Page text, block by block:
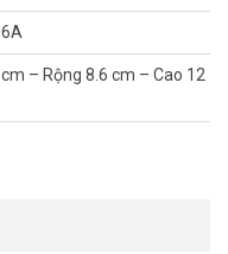
bao giờ phải lo lắng về
đến 512 GB) hoặc sử
(cloud).
– Rộng 8.6 cm – Cao 12